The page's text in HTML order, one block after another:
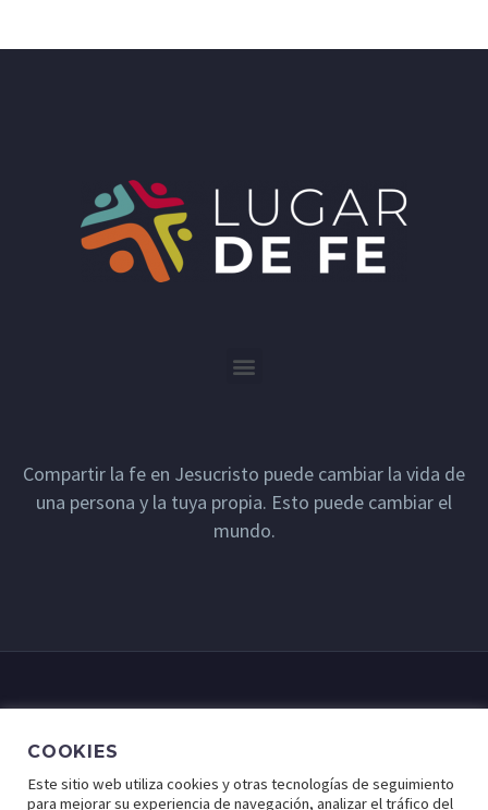
Compartir la fe en Jesucristo puede cambiar la vida de
una persona y la tuya propia. Esto puede cambiar el
mundo.
COOKIES
Este sitio web utiliza cookies y otras tecnologías de seguimiento
para mejorar su experiencia de navegación, analizar el tráfico del